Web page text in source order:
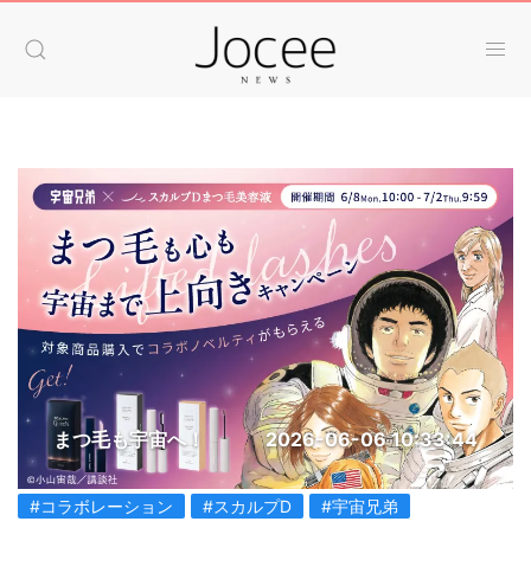
まつ毛も宇宙へ！ 2026-06-06 10:33:44
#コラボレーション #スカルプD #宇宙兄弟